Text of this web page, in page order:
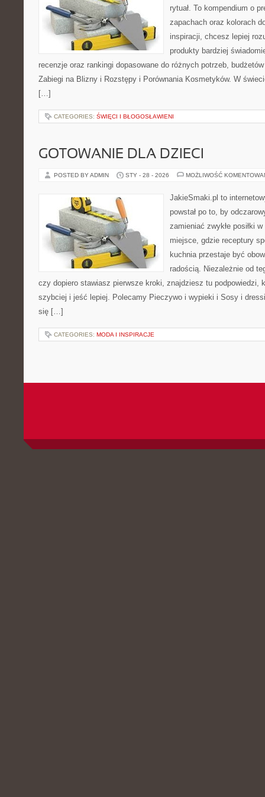
rytuał. To kompendium o
zapachach oraz kolorach
inspiracji, chcesz lepiej
produkty bardziej
recenzje oraz rankingi dopasowane do różnych potrzeb,
Zabiegi na Blizny i Rozstępy i Porównania Kosmetyków. W
[…]
CATEGORIES: ŚWIĘCI I BŁOGOSŁAWIENI
GOTOWANIE DLA DZIECI
POSTED BY ADMIN STY - 28 - 2026 MOŻLIWOŚĆ
JakieSmaki.pl to
powstał po to, by
zamieniać zwykłe posiłki
miejsce, gdzie receptury
kuchnia przestaje być
radością. Niezależnie od
czy dopiero stawiasz pierwsze kroki, znajdziesz tu podpowiedzi,
szybciej i jeść lepiej. Polecamy Pieczywo i wypieki i Sosy i
się […]
CATEGORIES: MODA I INSPIRACJE